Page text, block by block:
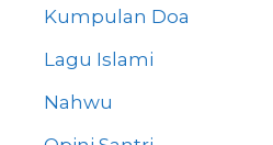
Kumpulan Doa
Lagu Islami
Nahwu